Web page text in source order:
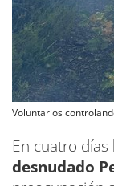
Voluntarios
En cuatro días
desnudado